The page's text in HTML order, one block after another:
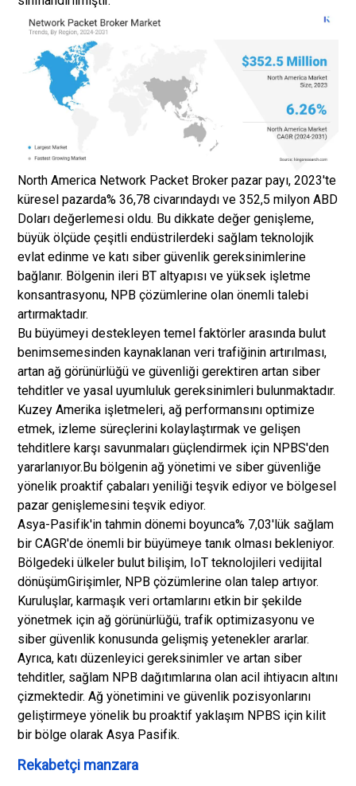
North America Network Packet Broker pazar payı, 2023'te
küresel pazarda% 36,78 civarındaydı ve 352,5 milyon ABD
Doları değerlemesi oldu. Bu dikkate değer genişleme,
büyük ölçüde çeşitli endüstrilerdeki sağlam teknolojik
evlat edinme ve katı siber güvenlik gereksinimlerine
bağlanır. Bölgenin ileri BT altyapısı ve yüksek işletme
konsantrasyonu, NPB çözümlerine olan önemli talebi
artırmaktadır.
Bu büyümeyi destekleyen temel faktörler arasında bulut
benimsemesinden kaynaklanan veri trafiğinin artırılması,
artan ağ görünürlüğü ve güvenliği gerektiren artan siber
tehditler ve yasal uyumluluk gereksinimleri bulunmaktadır.
Kuzey Amerika işletmeleri, ağ performansını optimize
etmek, izleme süreçlerini kolaylaştırmak ve gelişen
tehditlere karşı savunmaları güçlendirmek için NPBS'den
yararlanıyor.Bu bölgenin ağ yönetimi ve siber güvenliğe
yönelik proaktif çabaları yeniliği teşvik ediyor ve bölgesel
pazar genişlemesini teşvik ediyor.
Asya-Pasifik'in tahmin dönemi boyunca% 7,03'lük sağlam
bir CAGR'de önemli bir büyümeye tanık olması bekleniyor.
Bölgedeki ülkeler bulut bilişim, IoT teknolojileri vedijital
dönüşümGirişimler, NPB çözümlerine olan talep artıyor.
Kuruluşlar, karmaşık veri ortamlarını etkin bir şekilde
yönetmek için ağ görünürlüğü, trafik optimizasyonu ve
siber güvenlik konusunda gelişmiş yetenekler ararlar.
Ayrıca, katı düzenleyici gereksinimler ve artan siber
tehditler, sağlam NPB dağıtımlarına olan acil ihtiyacın altını
çizmektedir. Ağ yönetimini ve güvenlik pozisyonlarını
geliştirmeye yönelik bu proaktif yaklaşım NPBS için kilit
bir bölge olarak Asya Pasifik.
Rekabetçi manzara